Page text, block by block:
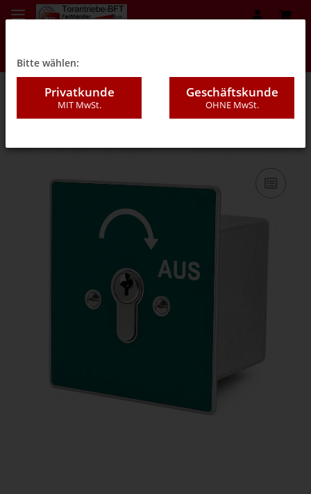
08A - Schalter
Bitte wählen:
Privatkunde
MIT MwSt.
Geschäftskunde
OHNE MwSt.